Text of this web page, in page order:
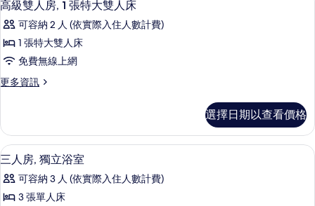
的
所
有
相
片
用
室
的
情
示
高
級
人
1
張
特
大
雙
高級雙人房, 1 張特大雙人床
可容納 2 人 (依實際入住人數計費)
1 張特大雙人床
免費無線上網
更多資訊
更
雙
人
房,
張
特
選擇日期以查看價格
顯
示
三
三人房, 獨立浴室 | 客房內保險箱、書
9
三人房, 獨立浴室
可容納 3 人 (依實際入住人數計費)
3 張單人床